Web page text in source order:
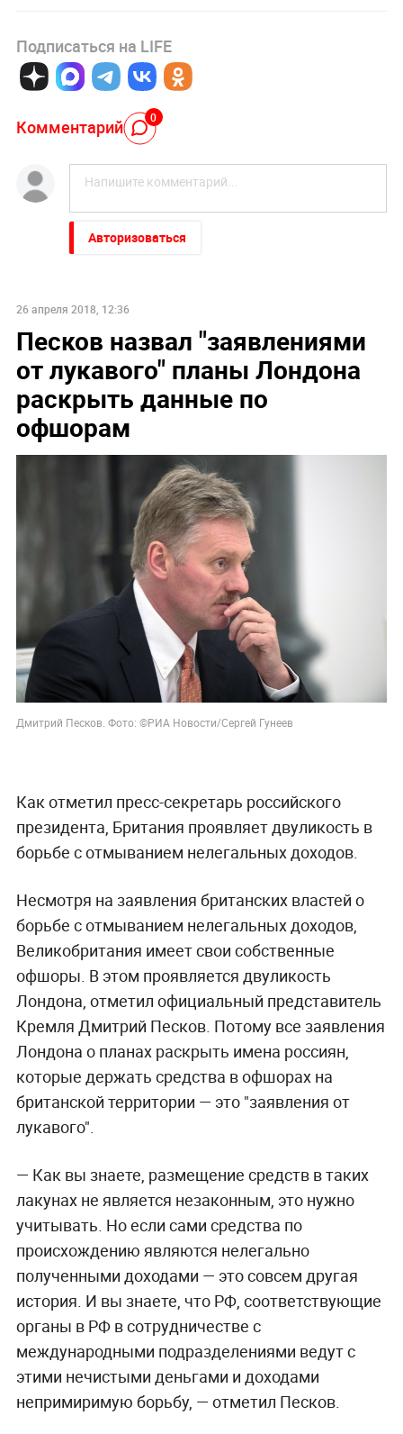
Подписаться на LIFE
Комментарий 0
Авторизоваться
26 апреля 2018, 12:36
Песков назвал "заявлениями
от лукавого" планы Лондона
раскрыть данные по
офшорам
Дмитрий Песков. Фото: ©РИА Новости/Сергей Гунеев
Как отметил пресс-секретарь российского
президента, Британия проявляет двуликость в
борьбе с отмыванием нелегальных доходов.
Несмотря на заявления британских властей о
борьбе с отмыванием нелегальных доходов,
Великобритания имеет свои собственные
офшоры. В этом проявляется двуликость
Лондона, отметил официальный представитель
Кремля Дмитрий Песков. Потому все заявления
Лондона о планах раскрыть имена россиян,
которые держать средства в офшорах на
британской территории — это "заявления от
лукавого".
— Как вы знаете, размещение средств в таких
лакунах не является незаконным, это нужно
учитывать. Но если сами средства по
происхождению являются нелегально
полученными доходами — это совсем другая
история. И вы знаете, что РФ, соответствующие
органы в РФ в сотрудничестве с
международными подразделениями ведут с
этими нечистыми деньгами и доходами
непримиримую борьбу, — отметил Песков.